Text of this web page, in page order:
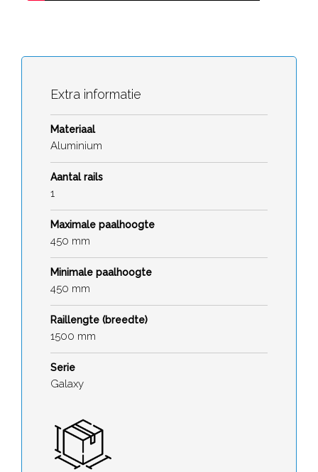
Extra informatie
Materiaal
Aluminium
Aantal rails
1
Maximale paalhoogte
450 mm
Minimale paalhoogte
450 mm
Raillengte (breedte)
1500 mm
Serie
Galaxy